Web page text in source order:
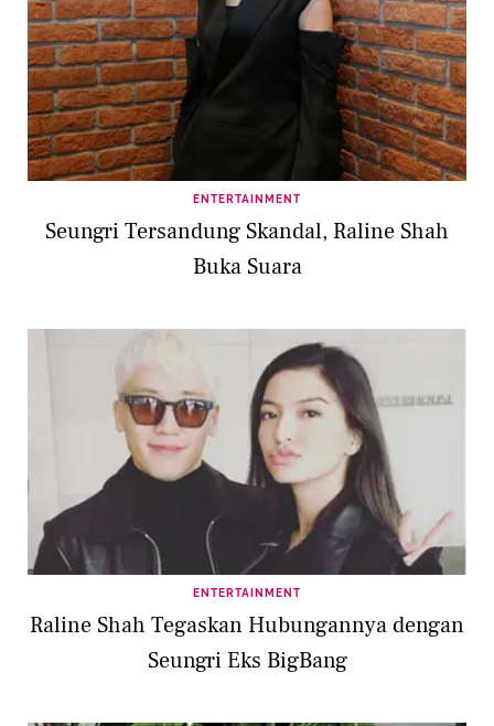
ENTERTAINMENT
Seungri Tersandung Skandal, Raline Shah
Buka Suara
ENTERTAINMENT
Raline Shah Tegaskan Hubungannya dengan
Seungri Eks BigBang